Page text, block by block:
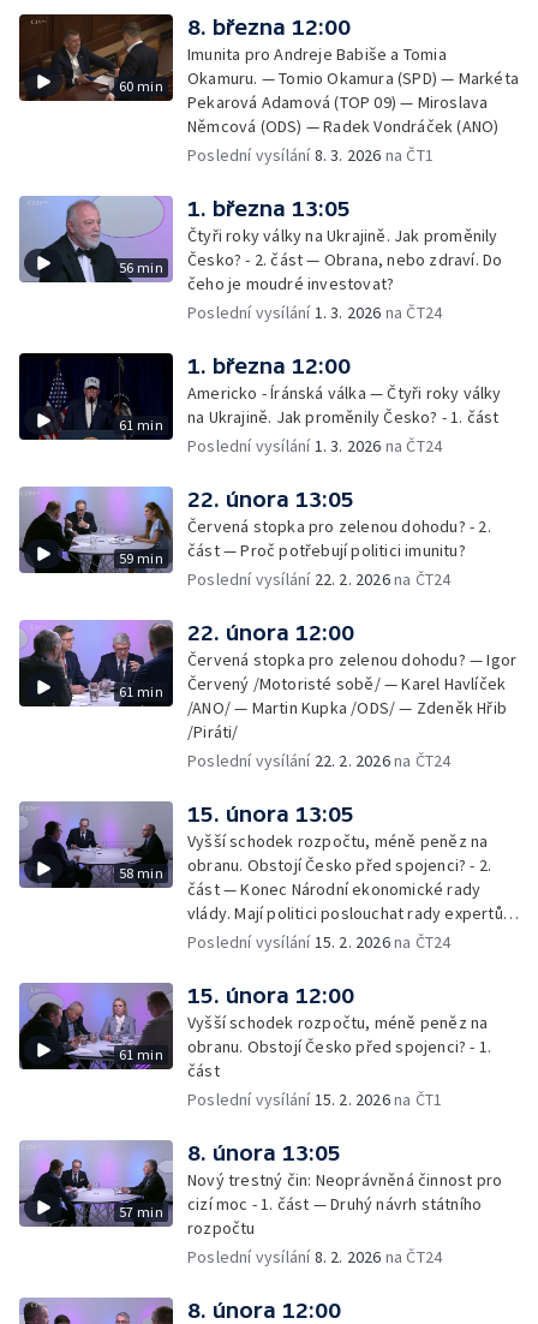
60 min
8. března 12:00
Imunita pro Andreje Babiše a Tomia
Okamuru. — Tomio Okamura (SPD) — Markéta
Pekarová Adamová (TOP 09) — Miroslava
Němcová (ODS) — Radek Vondráček (ANO)
Poslední vysílání8. 3. 2026 na ČT1
56 min
1. března 13:05
Čtyři roky války na Ukrajině. Jak proměnily
Česko? - 2. část — Obrana, nebo zdraví. Do
čeho je moudré investovat?
Poslední vysílání 1. 3. 2026 na ČT24
61 min
1. března 12:00
Americko - Íránská válka — Čtyři roky války
na Ukrajině. Jak proměnily Česko? - 1. část
Poslední vysílání 1. 3. 2026 na ČT24
59 min
22. února 13:05
Červená stopka pro zelenou dohodu? - 2.
část — Proč potřebují politici imunitu?
Poslední vysílání 22. 2. 2026na ČT24
61 min
22. února 12:00
Červená stopka pro zelenou dohodu? — Igor
Červený /Motoristé sobě/ — Karel Havlíček
/ANO/ — Martin Kupka /ODS/ — Zdeněk Hřib
/Piráti/
Poslední vysílání 22. 2. 2026na ČT24
58 min
15. února 13:05
Vyšší schodek rozpočtu, méně peněz na
obranu. Obstojí Česko před spojenci? - 2.
část — Konec Národní ekonomické rady
vlády. Mají politici poslouchat rady expertů,
nebo mají svou hlavu?
Poslední vysílání 15. 2. 2026na ČT24
61 min
15. února 12:00
Vyšší schodek rozpočtu, méně peněz na
obranu. Obstojí Česko před spojenci? - 1.
část
Poslední vysílání 15. 2. 2026na ČT1
57 min
8. února 13:05
Nový trestný čin: Neoprávněná činnost pro
cizí moc - 1. část — Druhý návrh státního
rozpočtu
Poslední vysílání8. 2. 2026 na ČT24
8. února 12:00